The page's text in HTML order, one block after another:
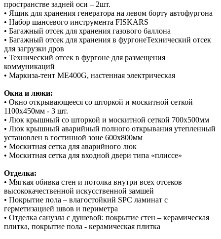
пространстве задней оси – 2шт.
• Ящик для хранения генератора на левом борту автофургона
• Набор шансевого инструмента FISKARS
• Багажный отсек для хранения газового баллона
• Багажный отсек для хранения в фургонеТехнический отсек
для загрузки дров
• Технический отсек в фургоне для размещения
коммуникаций
• Маркиза-тент ME400G, настенная электрическая
Окна и люки:
• Окно открывающееся со шторкой и москитной сеткой
1100x450мм - 3 шт.
• Люк крышный со шторкой и москитной сеткой 700х500мм
• Люк крышный аварийный полного открывания утепленный
установлен в гостинной зоне 600х800мм
• Москитная сетка для аварийного люк
• Москитная сетка для входной двери типа «плиссе»
Отделка:
• Мягкая обивка стен и потолка внутри всех отсеков
высококачественной искусственной замшей
• Покрытие пола – влагостойкий SPС ламинат с
герметизацией швов и периметра
• Отделка санузла с душевой: покрытие стен – керамическая
плитка, покрытие пола - керамическая плитка